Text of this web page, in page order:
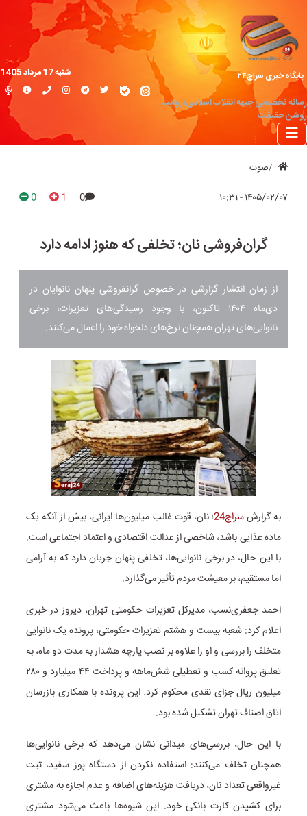
پایگاه خبری سراج۲۴
رسانه تخصصی جبهه انقلاب اسلامی؛ روایت
روشن حقیقت
شنبه 17 مرداد 1405
صوت
۱۴۰۵/۰۲/۰۷ - ۱۰:۳۱ 0
1
0
گران‌فروشی نان؛ تخلفی که هنوز ادامه دارد
از زمان انتشار گزارشی در خصوص گرانفروشی پنهان نانوایان در
دی‌ماه ۱۴۰۴ تاکنون، با وجود رسیدگی‌های تعزیرات، برخی
نانوایی‌های تهران همچنان نرخ‌های دلخواه خود را اعمال می‌کنند.
به گزارشسراج24
؛ نان، قوت غالب میلیون‌ها ایرانی، بیش از آنکه یک
ماده غذایی باشد، شاخصی از عدالت اقتصادی و اعتماد اجتماعی است.
با این حال، در برخی نانوایی‌ها، تخلفی پنهان جریان دارد که به آرامی
اما مستقیم، بر معیشت مردم تأثیر می‌گذارد.
احمد جعفری‌نسب، مدیرکل تعزیرات حکومتی تهران، دیروز در خبری
اعلام کرد: شعبه بیست و هشتم تعزیرات حکومتی، پرونده یک نانوایی
متخلف را بررسی و او را علاوه بر نصب پارچه هشدار به مدت دو ماه، به
تعلیق پروانه کسب و تعطیلی شش‌ماهه و پرداخت ۴۴ میلیارد و ۲۸۰
میلیون ریال جزای نقدی محکوم کرد. این پرونده با همکاری بازرسان
اتاق اصناف تهران تشکیل شده بود.
با این حال، بررسی‌های میدانی نشان می‌دهد که برخی نانوایی‌ها
همچنان تخلف می‌کنند: استفاده نکردن از دستگاه پوز سفید، ثبت
غیرواقعی تعداد نان، دریافت هزینه‌های اضافه و عدم اجازه به مشتری
برای کشیدن کارت بانکی خود. این شیوه‌ها باعث می‌شود مشتری